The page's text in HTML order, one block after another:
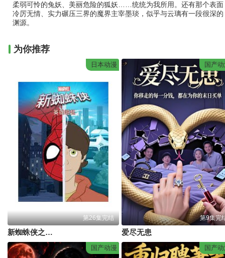
柔弱可怜的兔妖、美丽危险的狐妖……统统为我所用。还有那个表面
冷厉无情、实力碾压三界的魔界主宰墨琰，似乎与云璃有一段很深的
渊源。
为你推荐
日本动漫
第26集完结
新蜘蛛侠之英雄崛起
国产
第9集完
爱尽无患
国产动漫 国产